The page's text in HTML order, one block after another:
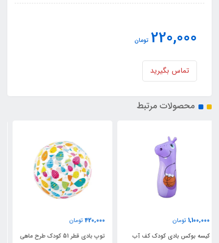
220,000 تومان
تماس بگیرید
محصولات مرتبط
420,000 تومان
توپ بادی قطر 51 کودک طرح ماهی
420,000 تومان
توپ بادی کودک قطر 51 طرح